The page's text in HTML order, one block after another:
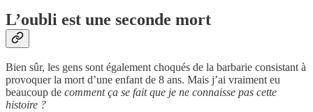
L’oubli est une seconde mort
Bien sûr, les gens sont également choqués de la barbarie consistant à
provoquer la mort d’une enfant de 8 ans. Mais j’ai vraiment eu
beaucoup de comment ça se fait que je ne connaisse pas cette
histoire ?